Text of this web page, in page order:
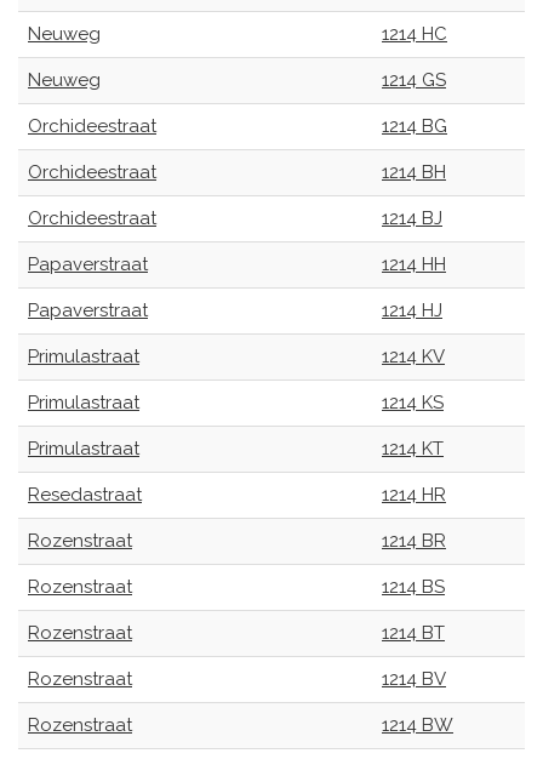
Neuweg 1214 HC
Neuweg 1214 GS
Orchideestraat 1214 BG
Orchideestraat 1214 BH
Orchideestraat 1214 BJ
Papaverstraat 1214 HH
Papaverstraat 1214 HJ
Primulastraat 1214 KV
Primulastraat 1214 KS
Primulastraat 1214 KT
Resedastraat 1214 HR
Rozenstraat 1214 BR
Rozenstraat 1214 BS
Rozenstraat 1214 BT
Rozenstraat 1214 BV
Rozenstraat 1214 BW